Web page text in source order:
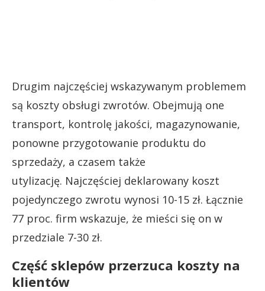
Drugim najczęściej wskazywanym problemem
są koszty obsługi zwrotów. Obejmują one
transport, kontrolę jakości, magazynowanie,
ponowne przygotowanie produktu do
sprzedaży, a czasem także
utylizację. Najczęściej deklarowany koszt
pojedynczego zwrotu wynosi 10-15 zł. Łącznie
77 proc. firm wskazuje, że mieści się on w
przedziale 7-30 zł.
Część sklepów przerzuca koszty na
klientów